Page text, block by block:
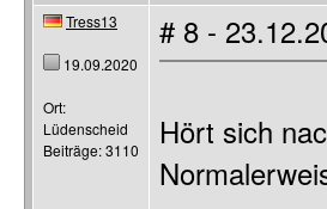
Tress13
19.09.2020
Ort:
Lüdenscheid
Beiträge: 3110
# 8 -
Hört sich